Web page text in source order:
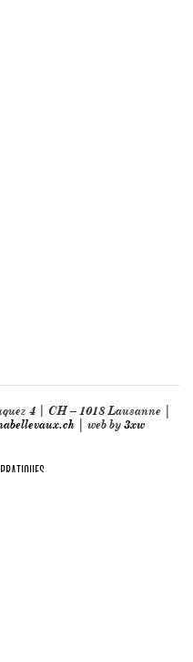
4 | CH – 1018 Lausanne |
| web by3xw